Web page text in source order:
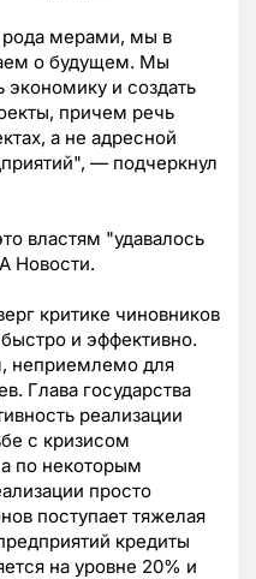
рода мерами, мы в
о будущем. Мы
и создать
причем речь
а не адресной
— подчеркнул
властям "удавалось
Новости.
критике чиновников
и эффективно.
неприемлемо для
Глава государства
реализации
с кризисом
по некоторым
просто
поступает тяжелая
кредиты
на уровне 20% и